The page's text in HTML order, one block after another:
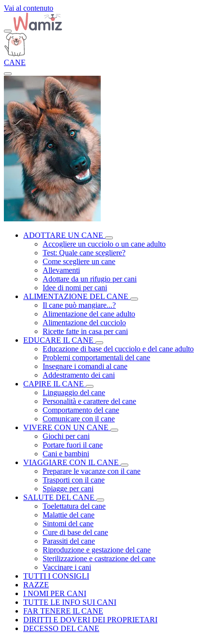
Vai al contenuto
CANE
ADOTTARE UN CANE
Accogliere un cucciolo o un cane adulto
Test: Quale cane scegliere?
Come scegliere un cane
Allevamenti
Adottare da un rifugio per cani
Idee di nomi per cani
ALIMENTAZIONE DEL CANE
Il cane può mangiare...?
Alimentazione del cane adulto
Alimentazione del cucciolo
Ricette fatte in casa per cani
EDUCARE IL CANE
Educazione di base del cucciolo e del cane adulto
Problemi comportamentali del cane
Insegnare i comandi al cane
Addestramento dei cani
CAPIRE IL CANE
Linguaggio del cane
Personalità e carattere del cane
Comportamento del cane
Comunicare con il cane
VIVERE CON UN CANE
Giochi per cani
Portare fuori il cane
Cani e bambini
VIAGGIARE CON IL CANE
Preparare le vacanze con il cane
Trasporti con il cane
Spiagge per cani
SALUTE DEL CANE
Toelettatura del cane
Malattie del cane
Sintomi del cane
Cure di base del cane
Parassiti del cane
Riproduzione e gestazione del cane
Sterilizzazione e castrazione del cane
Vaccinare i cani
TUTTI I CONSIGLI
RAZZE
I NOMI PER CANI
TUTTE LE INFO SUI CANI
FAR TENERE IL CANE
DIRITTI E DOVERI DEI PROPRIETARI
DECESSO DEL CANE